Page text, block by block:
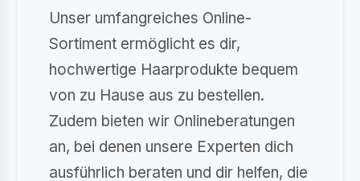
Unser umfangreiches Online-
Sortiment ermöglicht es dir,
hochwertige Haarprodukte bequem
von zu Hause aus zu bestellen.
Zudem bieten wir Onlineberatungen
an, bei denen unsere Experten dich
ausführlich beraten und dir helfen, die